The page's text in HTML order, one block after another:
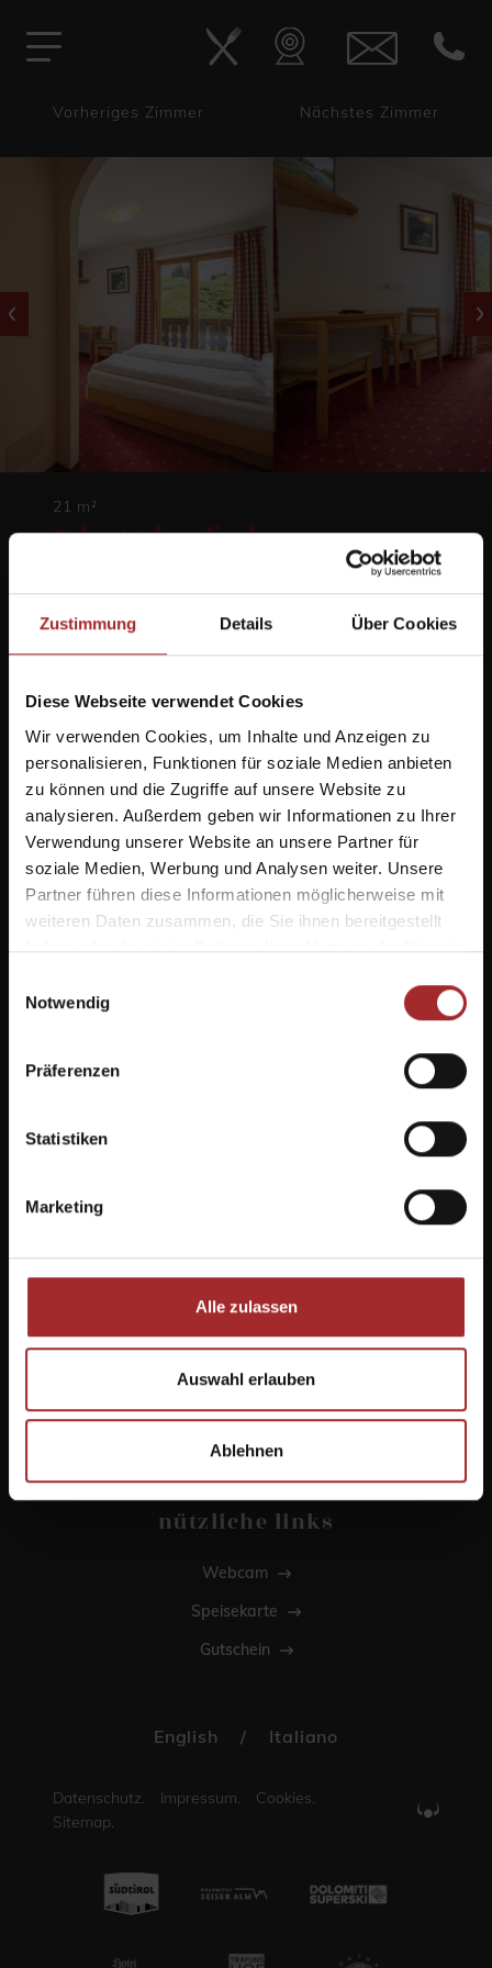
Zustimmung Details Über Cookies
Diese Webseite verwendet Cookies
Wir verwenden Cookies, um Inhalte und Anzeigen zu
personalisieren, Funktionen für soziale Medien anbieten
zu können und die Zugriffe auf unsere Website zu
analysieren. Außerdem geben wir Informationen zu Ihrer
Verwendung unserer Website an unsere Partner für
soziale Medien, Werbung und Analysen weiter. Unsere
Partner führen diese Informationen möglicherweise mit
weiteren Daten zusammen, die Sie ihnen bereitgestellt
haben oder die sie im Rahmen Ihrer Nutzung der Dienste
Notwendig
Präferenzen
Statistiken
Marketing
Alle zulassen
Auswahl erlauben
Ablehnen
Vorheriges Zimmer Nächstes Zimmer
21 m²
Plattkofel -
Langkofel
Geräumiges Doppelzimmer, ca. 21 qm. Einladend ist
ersten Stock des Schutzhauses und verfügt über
über ein Bad mit Dusche und sind Nichtraucherzimmer.
Preise auf Anfrage.
anfragen
Zurück zur Übersicht
Facebook
Joch 28 | I-39040 Seiser Alm
info@molignon.it
nützliche links
Webcam
Speisekarte
Gutschein
English / Italiano
Datenschutz. Impressum.
Cookies.
Sitemap.